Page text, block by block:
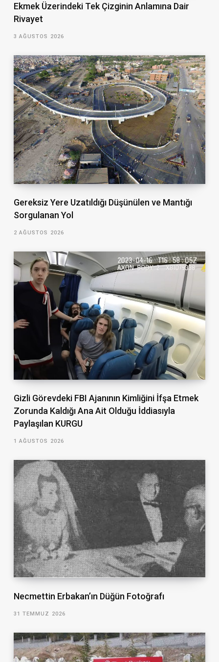
Ekmek Üzerindeki Tek Çizginin Anlamına Dair
Rivayet
3 AĞUSTOS 2026
Gereksiz Yere Uzatıldığı Düşünülen ve Mantığı
Sorgulanan Yol
2 AĞUSTOS 2026
Gizli Görevdeki FBI Ajanının Kimliğini İfşa Etmek
Zorunda Kaldığı Ana Ait Olduğu İddiasıyla
Paylaşılan KURGU
1 AĞUSTOS 2026
Necmettin Erbakan’ın Düğün Fotoğrafı
31 TEMMUZ 2026